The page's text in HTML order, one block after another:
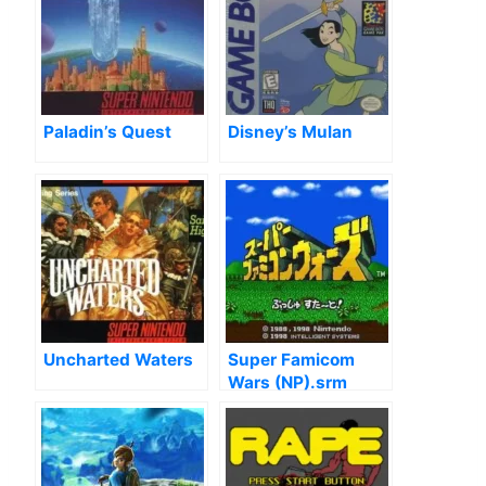
Paladin’s Quest Disney’s Mulan
Uncharted Waters
Super Famicom
Wars (NP).srm